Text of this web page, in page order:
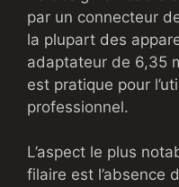
par un connecteur
la plupart des
adaptateur de 6,35
est pratique pour
professionnel.
L’aspect le plus
filaire est l’absence